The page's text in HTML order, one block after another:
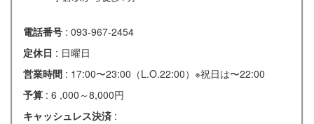
電話番号 : 093-967-2454
定休日 : 日曜日
営業時間 : 17:00〜23:00（L.O.22:00）※祝日は〜22:00
予算 : 6 ,000～8,000円
キャッシュレス決済 :